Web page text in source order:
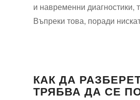
и навременни диагностики,
Въпреки това, поради
КАК ДА
ТРЯБВА ДА СЕ